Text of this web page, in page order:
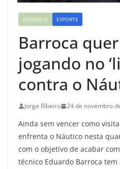
DESTAQUE ESPORTE
Barroca
jogando no
contra o
Jorge Ribeiro 24 de novembro
Ainda sem vencer como
enfrenta o Náutico nesta
com o objetivo de acabar
técnico Eduardo Barroca